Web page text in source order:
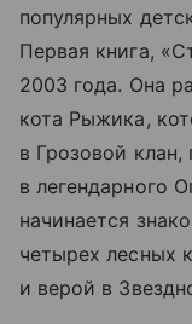
популярных
Первая книга,
2003 года. Она
кота Рыжика,
в Грозовой
в легендарного
начинается
четырех лесных
и верой в